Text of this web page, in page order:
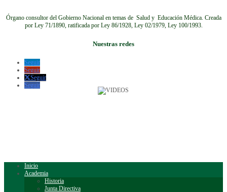
Órgano consultor del Gobierno Nacional en temas de Salud y Educación Médica. Creada
por Ley 71/1890, ratificada por Ley 86/1928, Ley 02/1979, Ley 100/1993.
Nuestras redes
Seguir
Seguir
Seguir
Seguir
Inicio
Academia
Historia
Junta Directiva